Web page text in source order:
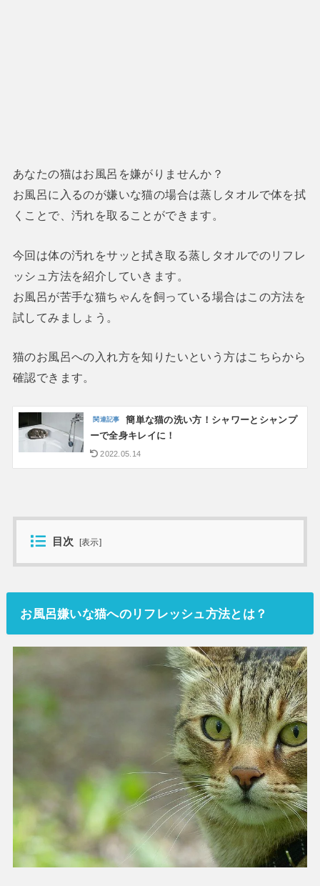
あなたの猫はお風呂を嫌がりませんか？
お風呂に入るのが嫌いな猫の場合は蒸しタオルで体を拭
くことで、汚れを取ることができます。
今回は体の汚れをサッと拭き取る蒸しタオルでのリフレ
ッシュ方法を紹介していきます。
お風呂が苦手な猫ちゃんを飼っている場合はこの方法を
試してみましょう。
猫のお風呂への入れ方を知りたいという方はこちらから
確認できます。
簡単な猫の洗い方！シャワーとシャンプ
ーで全身キレイに！
2022.05.14
目次 [表示]
お風呂嫌いな猫へのリフレッシュ方法とは？